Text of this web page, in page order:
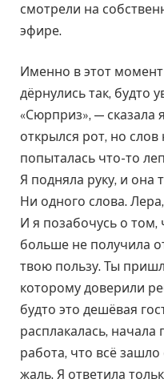
смотрели на
эфире.
Именно в этот момент
дёрнулись так, будто
«Сюрприз», — сказала
открылся рот, но
попыталась что-то
Я подняла руку, и она
Ни одного слова.
И я позабочусь о
больше не получила
твою пользу. Ты
которому доверили
будто это дешёвая
расплакалась, начала
работа, что всё
жаль. Я ответила